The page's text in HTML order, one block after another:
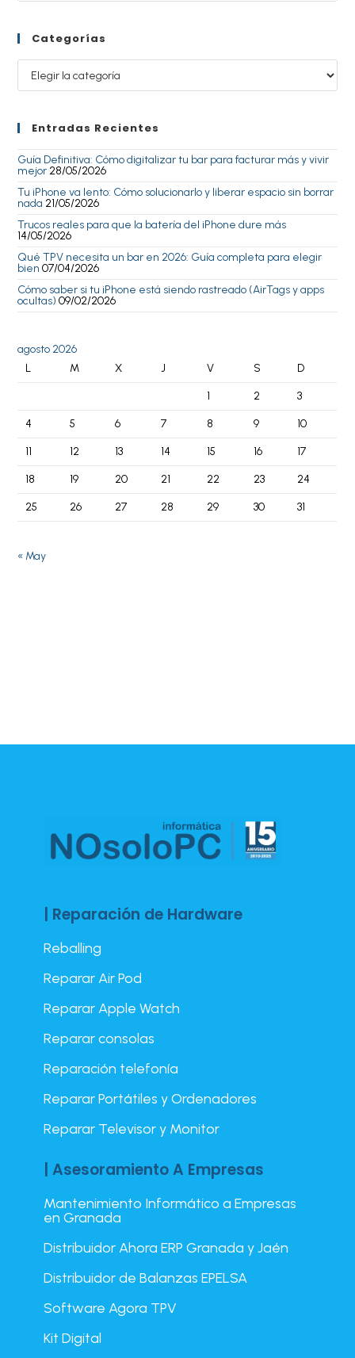
Categorías
Entradas Recientes
Guía Definitiva: Cómo digitalizar tu bar para facturar más y vivir
mejor 28/05/2026
Tu iPhone va lento: Cómo solucionarlo y liberar espacio sin borrar
nada 21/05/2026
Trucos reales para que la batería del iPhone dure más
14/05/2026
Qué TPV necesita un bar en 2026: Guía completa para elegir
bien 07/04/2026
Cómo saber si tu iPhone está siendo rastreado (AirTags y apps
ocultas) 09/02/2026
agosto 2026
L
M X J V S D
1 2 3
4 5 6 7 8 9 10
11 12 13 14 15 16 17
18 19 20 21 22 23 24
25 26 27 28 29 30 31
« May
| Reparación de Hardware
Reballing
Reparar Air Pod
Reparar Apple Watch
Reparar consolas
Reparación telefonía
Reparar Portátiles y Ordenadores
Reparar Televisor y Monitor
| Asesoramiento A Empresas
Mantenimiento Informático a Empresas
en Granada
Distribuidor Ahora ERP Granada y Jaén
Distribuidor de Balanzas EPELSA
Software Agora TPV
Kit Digital